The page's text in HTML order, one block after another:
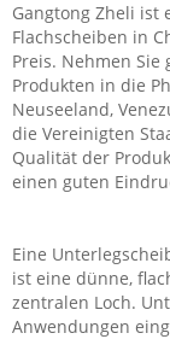
Gangtong Zheli ist
Flachscheiben in
Preis. Nehmen
Produkten in die
Neuseeland,
die Vereinigten
Qualität der
einen guten
Eine
ist eine dünne,
zentralen Loch.
Anwendungen